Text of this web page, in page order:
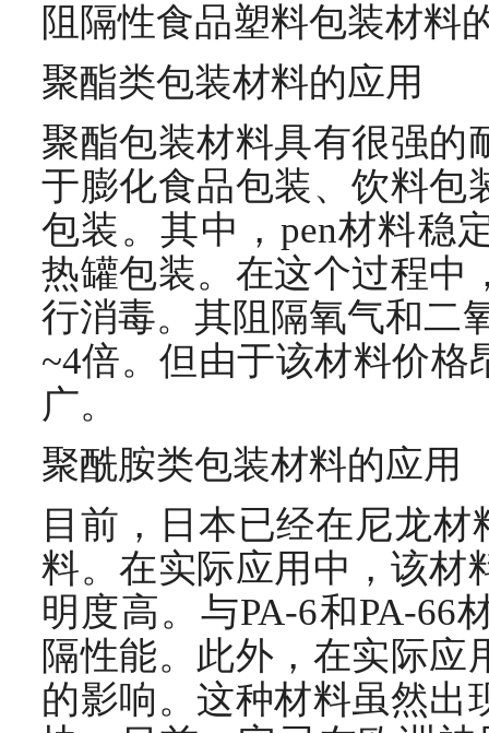
阻隔性食品塑料包装材料
聚酯类包装材料的应用
聚酯包装材料具有很强的
于膨化食品包装、饮料包
包装。其中，pen材料稳
热罐包装。在这个过程中
行消毒。其阻隔氧气和二
~4倍。但由于该材料价
广。
聚酰胺类包装材料的应用
目前，日本已经在尼龙
料。在实际应用中，该材
明度高。与PA-6和PA-66
隔性能。此外，在实际应
的影响。这种材料虽然出